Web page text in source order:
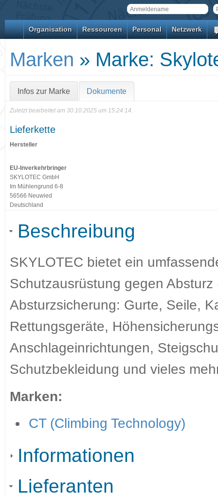
Organisation Ressourcen Personal Netzwerk
Marken » Marke:
Infos zur Marke Dokumente
Zuletzt bearbeitet am 30.10.2025 um 15:24:14.
Lieferkette
Hersteller
EU-Inverkehrbringer
SKYLOTEC GmbH
Im Mühlengrund 6-8
56566 Neuwied
Deutschland
Beschreibung
SKYLOTEC bietet ein
Schutzausrüstung gegen
Absturzsicherung: Gurte, Seile,
Rettungsgeräte,
Anschlageinrichtungen,
Schutzbekleidung und vieles
Marken:
CT (Climbing Technology)
Informationen
Lieferanten